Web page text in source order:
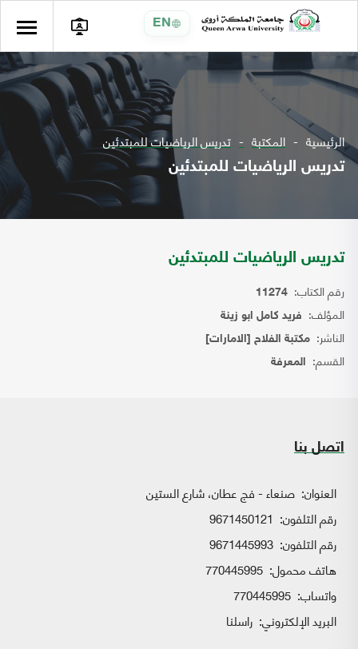
EN
الرئيسية المكتبة تدريس الرياضيات للمبتدئين
تدريس الرياضيات للمبتدئين
تدريس الرياضيات للمبتدئين
رقم الكتاب: 11274
المؤلف: فريد كامل ابو زينة
الناشر: مكتبة الفلاح [الامارات]
القسم: المعرفة
اتصل بنا
العنوان: صنعاء - فج عطان، شارع الستين
رقم التلفون: 9671450121
رقم التلفون: 9671445993
هاتف محمول: 770445995
واتساب:
البريد الإلكتروني: راسلنا